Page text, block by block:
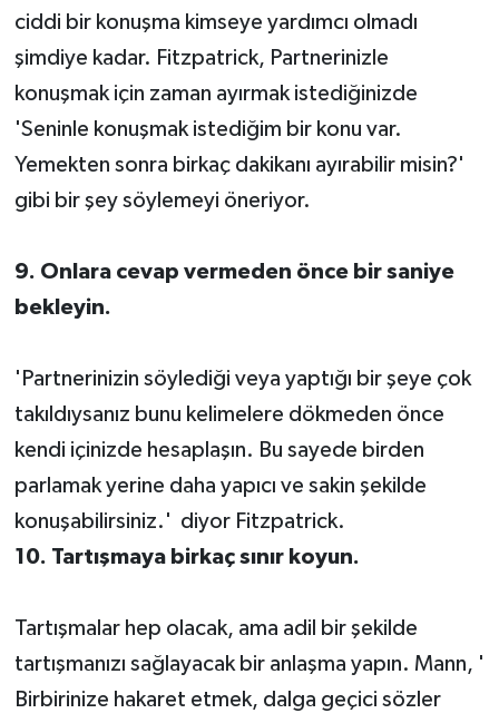
ciddi bir konuşma kimseye yardımcı olmadı
şimdiye kadar. Fitzpatrick, Partnerinizle
konuşmak için zaman ayırmak istediğinizde
'Seninle konuşmak istediğim bir konu var.
Yemekten sonra birkaç dakikanı ayırabilir misin?'
gibi bir şey söylemeyi öneriyor.
9. Onlara cevap vermeden önce bir saniye
bekleyin.
'Partnerinizin söylediği veya yaptığı bir şeye çok
takıldıysanız bunu kelimelere dökmeden önce
kendi içinizde hesaplaşın. Bu sayede birden
parlamak yerine daha yapıcı ve sakin şekilde
konuşabilirsiniz.' diyor Fitzpatrick.
10. Tartışmaya birkaç sınır koyun.
Tartışmalar hep olacak, ama adil bir şekilde
tartışmanızı sağlayacak bir anlaşma yapın. Mann, '
Birbirinize hakaret etmek, dalga geçici sözler